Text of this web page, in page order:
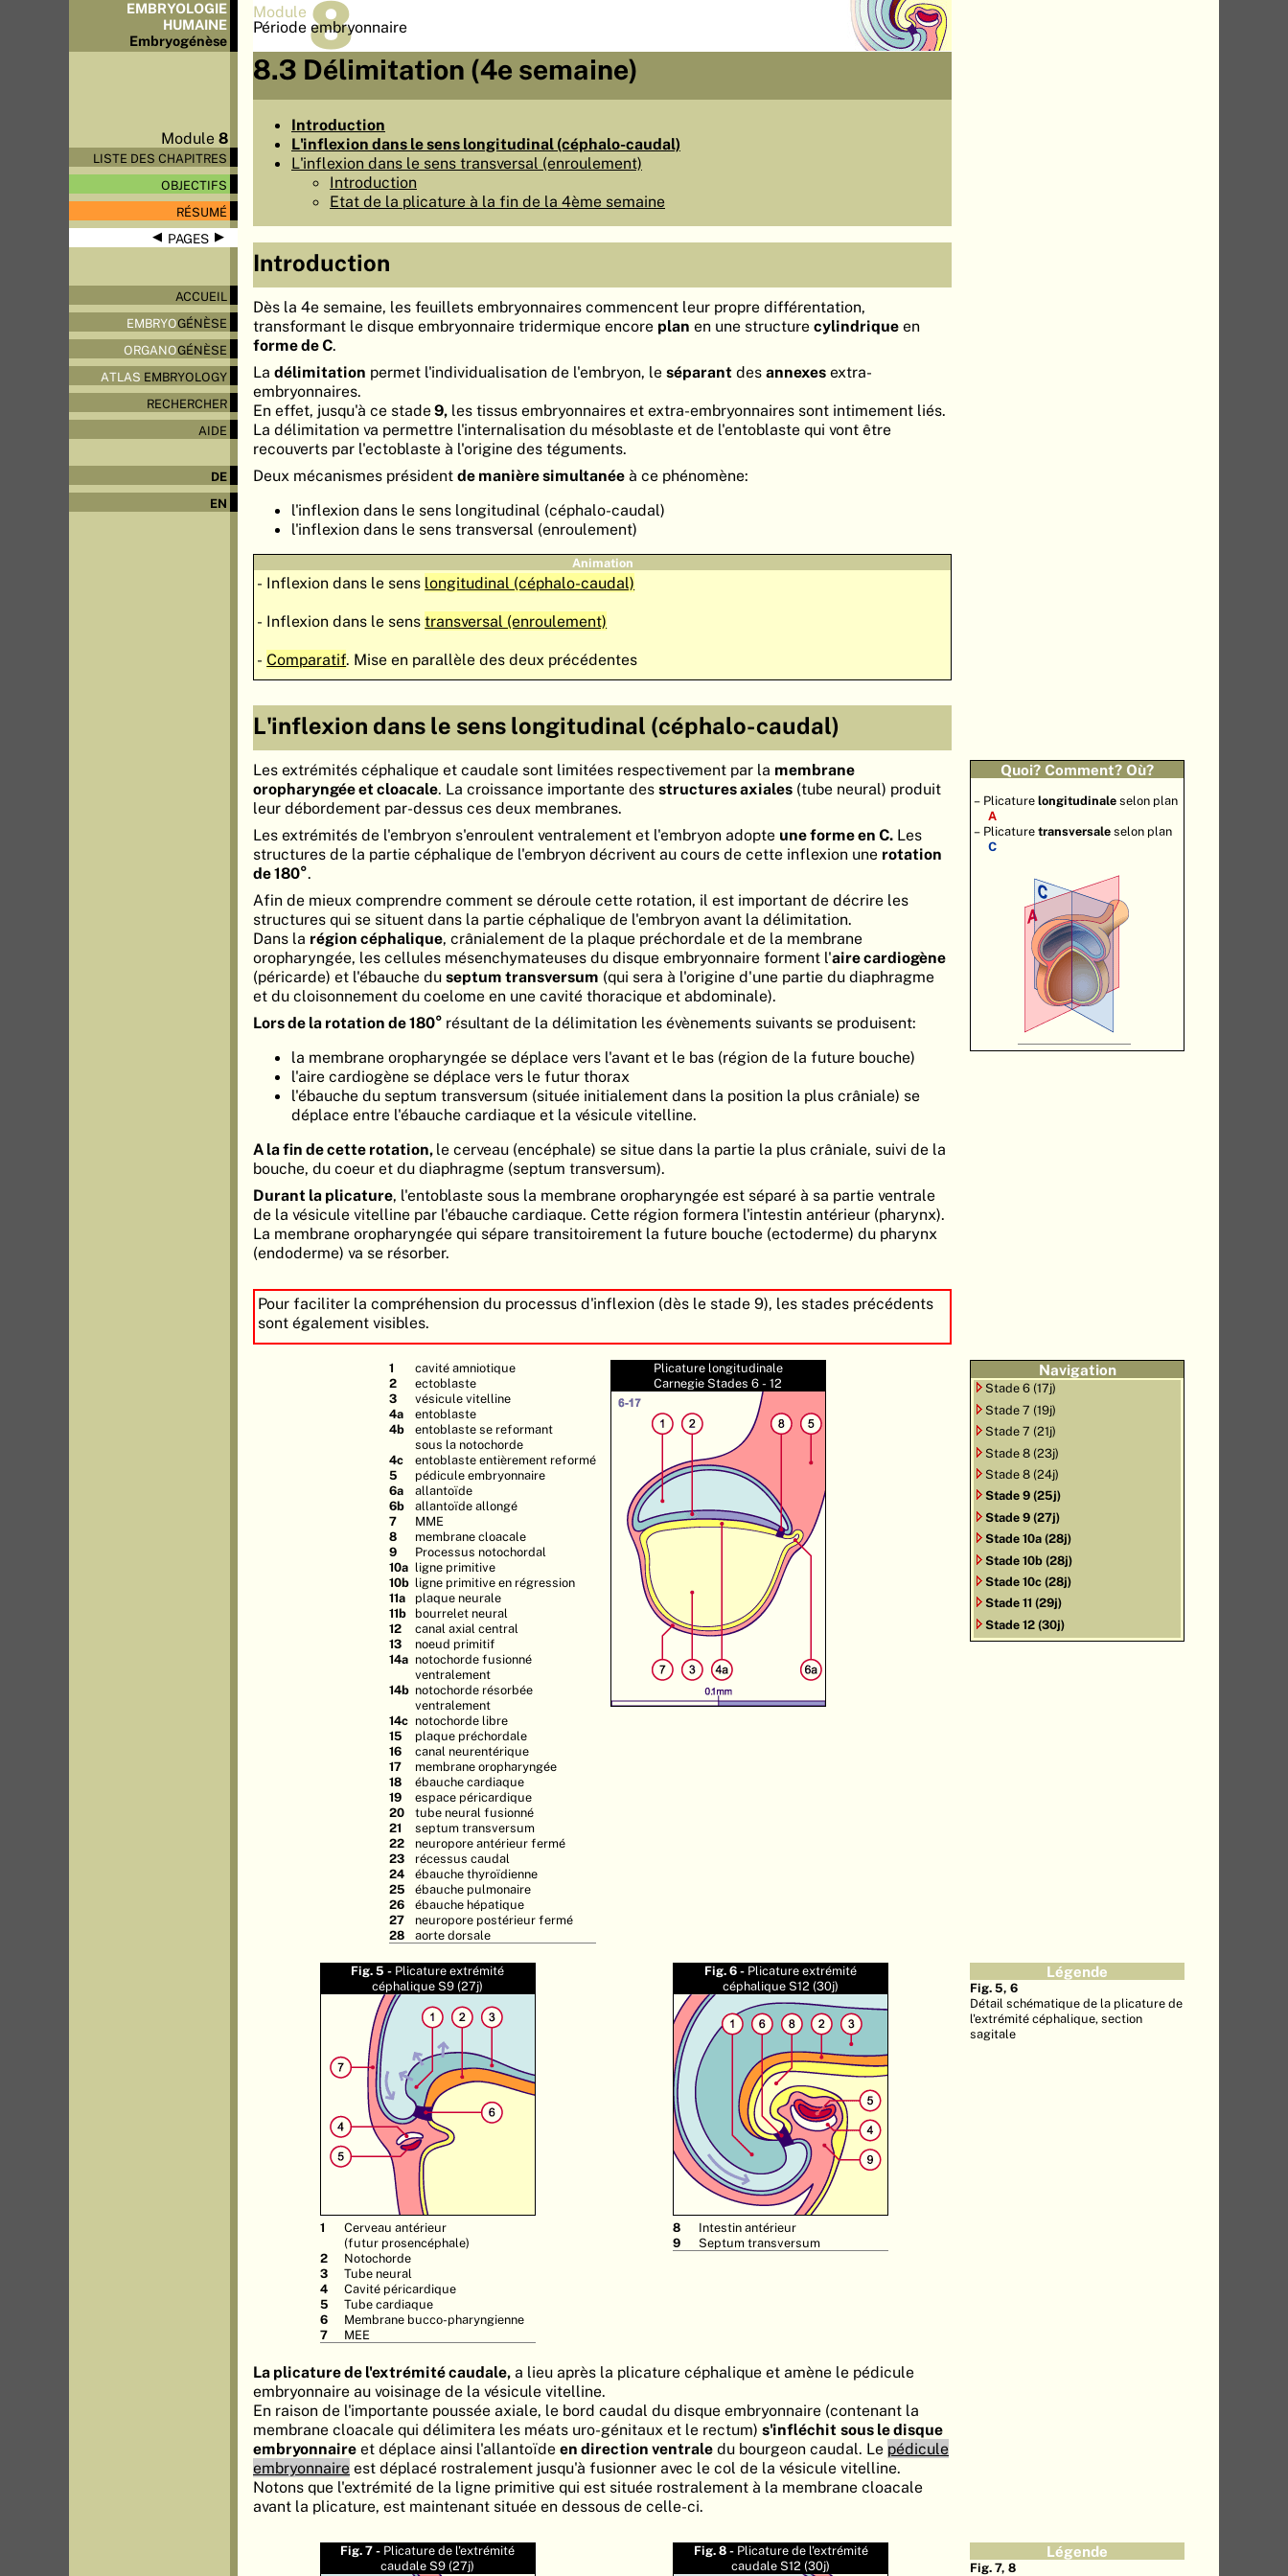
EMBRYOLOGIE
HUMAINE
Embryogénèse
Module8
LISTE DES CHAPITRES
OBJECTIFS
RÉSUMÉ
◀ PAGES▶
ACCUEIL
EMBRYOGÉNÈSE
ORGANOGÉNÈSE
ATLAS EMBRYOLOGY
RECHERCHER
AIDE
DE
EN
Module 8
Période embryonnaire
8.3 Délimitation (4e semaine)
Introduction
L'inflexion dans le sens longitudinal (céphalo-caudal)
L'inflexion dans le sens transversal (enroulement)
Introduction
Etat de la plicature à la fin de la 4ème semaine
Introduction
Dès la 4e semaine, les feuillets embryonnaires commencent leur propre différentation,
transformant le disque embryonnaire tridermique encore plan en une structure cylindrique en
forme de C.
La délimitation permet l'individualisation de l'embryon, le séparant des annexes extra-
embryonnaires.
En effet, jusqu'à ce stade9, les tissus embryonnaires et extra-embryonnaires sont intimement liés.
La délimitation va permettre l'internalisation du mésoblaste et de l'entoblaste qui vont être
recouverts par l'ectoblaste à l'origine des téguments.
Deux mécanismes président de manière simultanée à ce phénomène:
l'inflexion dans le sens longitudinal (céphalo-caudal)
l'inflexion dans le sens transversal (enroulement)
Animation
- Inflexion dans le sens longitudinal (céphalo-caudal)
- Inflexion dans le senstransversal (enroulement)
- Comparatif. Mise en parallèle des deux précédentes
L'inflexion dans le sens longitudinal (céphalo-caudal)
Quoi? Comment? Où?
Plicaturelongitudinaleselon plan
A
Plicaturetransversaleselon plan
C
Les extrémités céphalique et caudale sont limitées respectivement par la membrane
oropharyngée et cloacale. La croissance importante des structures axiales (tube neural) produit
leur débordement par-dessus ces deux membranes.
Les extrémités de l'embryon s'enroulent ventralement et l'embryon adopte une forme en C. Les
structures de la partie céphalique de l'embryon décrivent au cours de cette inflexion une rotation
de 180°.
Afin de mieux comprendre comment se déroule cette rotation, il est important de décrire les
structures qui se situent dans la partie céphalique de l'embryon avant la délimitation.
Dans la région céphalique, crânialement de la plaque préchordale et de la membrane
oropharyngée, les cellules mésenchymateuses du disque embryonnaire forment l'aire cardiogène
(péricarde) et l'ébauche du septum transversum (qui sera à l'origine d'une partie du diaphragme
et du cloisonnement du coelome en une cavité thoracique et abdominale).
Lors de la rotation de 180° résultant de la délimitation les évènements suivants se produisent:
la membrane oropharyngée se déplace vers l'avant et le bas (région de la future bouche)
l'aire cardiogène se déplace vers le futur thorax
l'ébauche du septum transversum (située initialement dans la position la plus crâniale) se
déplace entre l'ébauche cardiaque et la vésicule vitelline.
A la fin de cette rotation, le cerveau (encéphale) se situe dans la partie la plus crâniale, suivi de la
bouche, du coeur et du diaphragme (septum transversum).
Durant la plicature, l'entoblaste sous la membrane oropharyngée est séparé à sa partie ventrale
de la vésicule vitelline par l'ébauche cardiaque. Cette région formera l'intestin antérieur (pharynx).
La membrane oropharyngée qui sépare transitoirement la future bouche (ectoderme) du pharynx
(endoderme) va se résorber.
Pour faciliter la compréhension du processus d'inflexion (dès le stade 9), les stades précédents
sont également visibles.
Navigation
Stade 6 (17j)
Stade 7 (19j)
Stade 7 (21j)
Stade 8 (23j)
Stade 8 (24j)
Stade 9 (25j)
Stade 9 (27j)
Stade 10a (28j)
Stade 10b (28j)
Stade 10c (28j)
Stade 11 (29j)
Stade 12 (30j)
1
cavité amniotique
2
ectoblaste
3
vésicule vitelline
4a
entoblaste
4b
entoblaste se reformant
sous la notochorde
4c
entoblaste entièrement reformé
5
pédicule embryonnaire
6a
allantoïde
6b
allantoïde allongé
7
MME
8
membrane cloacale
9
Processus notochordal
10a ligne primitive
10b ligne primitive en régression
11a
plaque neurale
11b
bourrelet neural
12
canal axial central
13
noeud primitif
14a notochorde fusionné
ventralement
14b notochorde résorbée
ventralement
14c notochorde libre
15
plaque préchordale
16
canal neurentérique
17
membrane oropharyngée
18
ébauche cardiaque
19
espace péricardique
20
tube neural fusionné
21
septum transversum
22
neuropore antérieur fermé
23
récessus caudal
24
ébauche thyroïdienne
25
ébauche pulmonaire
26
ébauche hépatique
27
neuropore postérieur fermé
28
aorte dorsale
Plicature longitudinale
Carnegie Stades 6 - 12
Fig. 5 - Plicature extrémité
céphalique S9 (27j)
Cerveau antérieur
(futur prosencéphale)
Notochorde
Tube neural
Cavité péricardique
Tube cardiaque
Membrane bucco-pharyngienne
MEE
Fig. 6 - Plicature extrémité
céphalique S12 (30j)
8
Intestin antérieur
9
Septum transversum
Légende
Fig. 5, 6
Détail schématique de la plicature de
l'extrémité céphalique, section
sagitale
La plicature de l'extrémité caudale, a lieu après la plicature céphalique et amène le pédicule
embryonnaire au voisinage de la vésicule vitelline.
En raison de l'importante poussée axiale, le bord caudal du disque embryonnaire (contenant la
membrane cloacale qui délimitera les méats uro-génitaux et le rectum) s'infléchit sous le disque
embryonnaire et déplace ainsi l'allantoïde en direction ventrale du bourgeon caudal. Le pédicule
embryonnaire est déplacé rostralement jusqu'à fusionner avec le col de la vésicule vitelline.
Notons que l'extrémité de la ligne primitive qui est située rostralement à la membrane cloacale
avant la plicature, est maintenant située en dessous de celle-ci.
Fig. 7 - Plicature de l'extrémité
caudale S9 (27j)
Fig. 8 - Plicature de l'extrémité
caudale S12 (30j)
Légende
Fig. 7, 8